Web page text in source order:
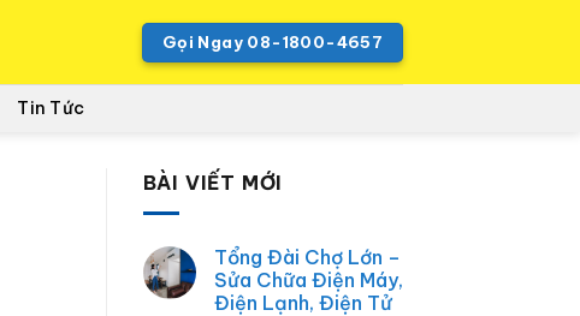
Gọi Ngay 08-1800-4657
Tin Tức
BÀI VIẾT MỚI
Tổng Đài Chợ Lớn –
Sửa Chữa Điện Máy,
Điện Lạnh, Điện Tử